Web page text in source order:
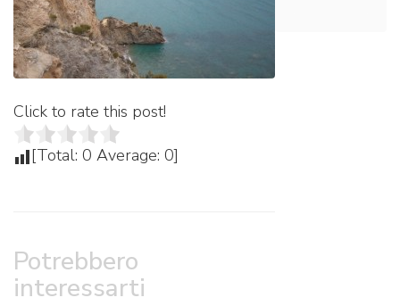
Click to rate this post!
[Total: 0 Average: 0]
Potrebbero
interessarti